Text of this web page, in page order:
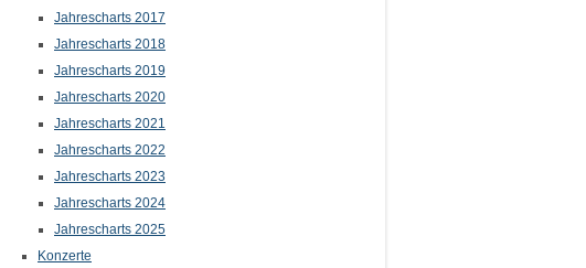
Jahrescharts 2017
Jahrescharts 2018
Jahrescharts 2019
Jahrescharts 2020
Jahrescharts 2021
Jahrescharts 2022
Jahrescharts 2023
Jahrescharts 2024
Jahrescharts 2025
Konzerte